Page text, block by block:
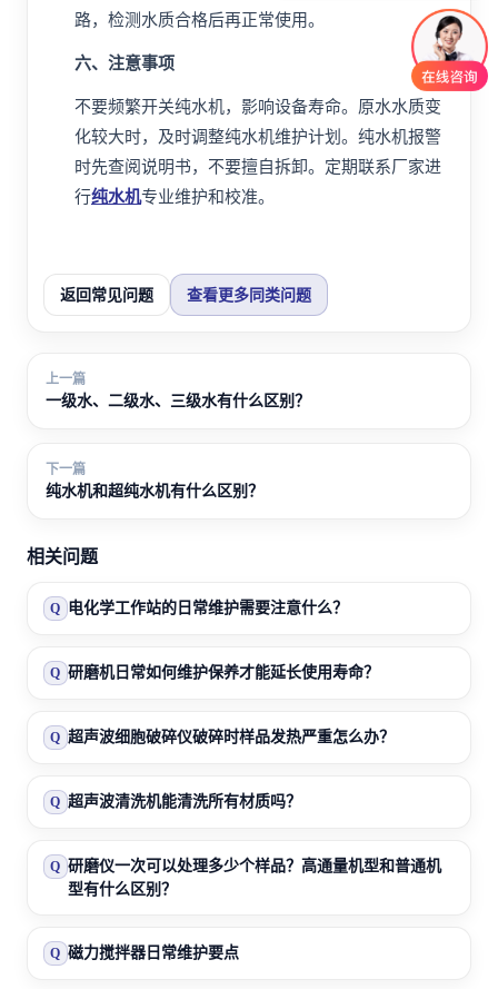
路，检测水质合格后再正常使用。
六、注意事项
不要频繁开关纯水机，影响设备寿命。原水水质变
化较大时，及时调整纯水机维护计划。纯水机报警
时先查阅说明书，不要擅自拆卸。定期联系厂家进
行纯水机专业维护和校准。
返回常见问题 查看更多同类问题
上一篇
一级水、二级水、三级水有什么区别？
下一篇
纯水机和超纯水机有什么区别？
相关问题
Q 电化学工作站的日常维护需要注意什么？
Q 研磨机日常如何维护保养才能延长使用寿命？
Q 超声波细胞破碎仪破碎时样品发热严重怎么办？
Q 超声波清洗机能清洗所有材质吗？
Q 研磨仪一次可以处理多少个样品？高通量机型和普通机
型有什么区别？
Q 磁力搅拌器日常维护要点